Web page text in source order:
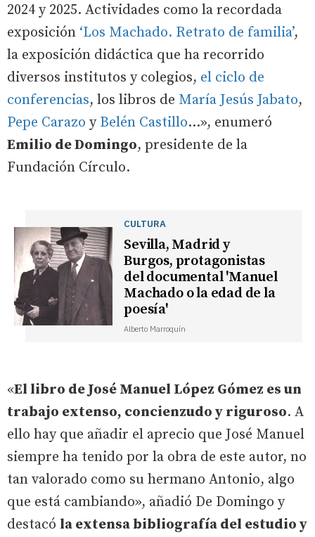
2024 y 2025. Actividades como la recordada
exposición ‘Los Machado. Retrato de familia’,
la exposición didáctica que ha recorrido
diversos institutos y colegios, el ciclo de
conferencias, los libros de María Jesús Jabato,
Pepe Carazo y Belén Castillo...», enumeró
Emilio de Domingo, presidente de la
Fundación Círculo.
CULTURA
Sevilla, Madrid y
Burgos, protagonistas
del documental 'Manuel
Machado o la edad de la
poesía'
Alberto Marroquín
«El libro de José Manuel López Gómez es un
trabajo extenso, concienzudo y riguroso. A
ello hay que añadir el aprecio que José Manuel
siempre ha tenido por la obra de este autor, no
tan valorado como su hermano Antonio, algo
que está cambiando», añadió De Domingo y
destacó la extensa bibliografía del estudio y